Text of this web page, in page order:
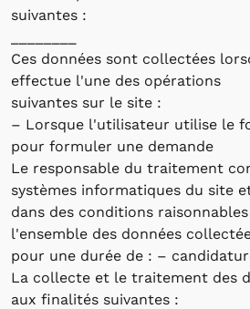
suivantes :
Ces données sont collectées
effectue l'une des opérations
suivantes sur le site :
– Lorsque l'utilisateur utilise le
pour formuler une demande
Le responsable du traitement
systèmes informatiques du site
dans des conditions
l'ensemble des données
pour une durée de : –
La collecte et le traitement des
aux finalités suivantes :